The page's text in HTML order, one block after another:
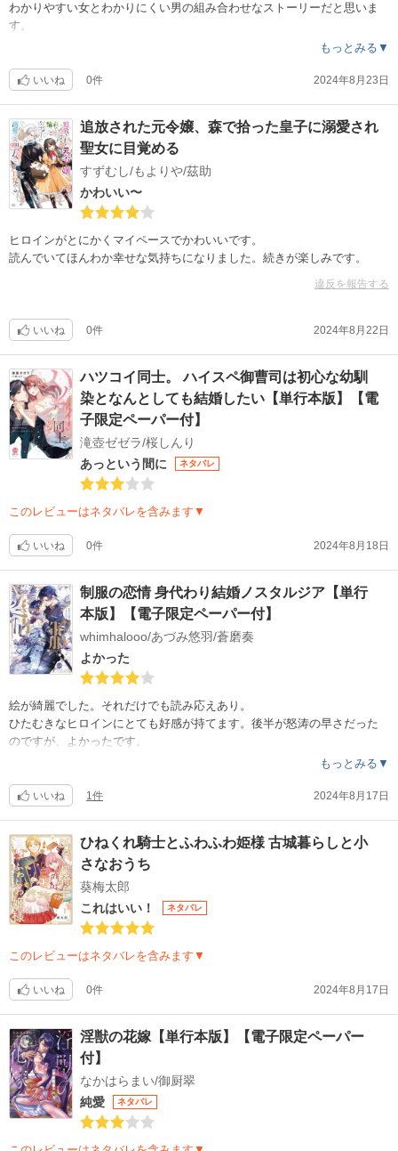
わかりやすい女とわかりにくい男の組み合わせなストーリーだと思いま
す。
もっとみる▼
いいね 0件 2024年8月23日
追放された元令嬢、森で拾った皇子に溺愛され
聖女に目覚める
すずむし/もよりや/茲助
かわいい〜
ヒロインがとにかくマイペースでかわいいです。
読んでいてほんわか幸せな気持ちになりました。続きが楽しみです。
違反を報告する
いいね 0件 2024年8月22日
ハツコイ同士。 ハイスペ御曹司は初心な幼馴
染となんとしても結婚したい【単行本版】【電
子限定ペーパー付】
滝壺ゼゼラ/桜しんり
あっという間に
ネタバレ
このレビューはネタバレを含みます▼
いいね 0件 2024年8月18日
制服の恋情 身代わり結婚ノスタルジア【単行
本版】【電子限定ペーパー付】
whimhalooo/あづみ悠羽/蒼磨奏
よかった
絵が綺麗でした。それだけでも読み応えあり。
ひたむきなヒロインにとても好感が持てます。後半が怒涛の早さだった
のですが、よかったです。
もっとみる▼
いいね 1件 2024年8月17日
ひねくれ騎士とふわふわ姫様 古城暮らしと小
さなおうち
葵梅太郎
これはいい！
ネタバレ
このレビューはネタバレを含みます▼
いいね 0件 2024年8月17日
淫獣の花嫁【単行本版】【電子限定ペーパー
付】
なかはらまい/御厨翠
純愛
ネタバレ